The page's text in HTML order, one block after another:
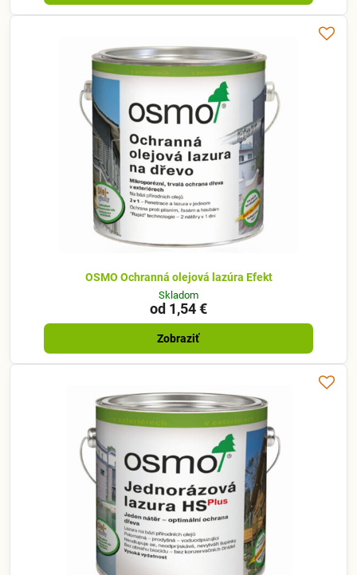
OSMO Ochranná olejová lazúra Efekt
Skladom
od 1,54 €
Zobraziť